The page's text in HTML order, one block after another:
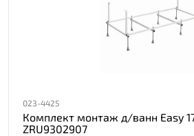
023-4425
Комплект монтаж д/ванн Easy
ZRU9302907